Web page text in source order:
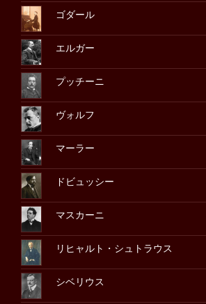
ゴダール
エルガー
プッチーニ
ヴォルフ
マーラー
ドビュッシー
マスカーニ
リヒャルト・シュトラウス
シベリウス